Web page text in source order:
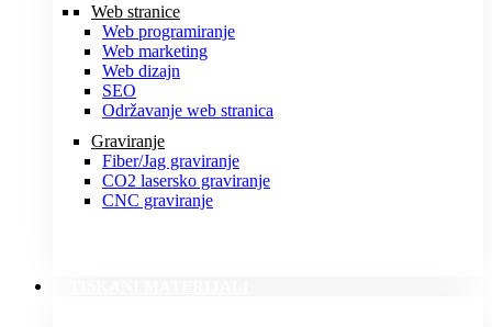
Web stranice
Web programiranje
Web marketing
Web dizajn
SEO
Održavanje web stranica
Graviranje
Fiber/Jag graviranje
CO2 lasersko graviranje
CNC graviranje